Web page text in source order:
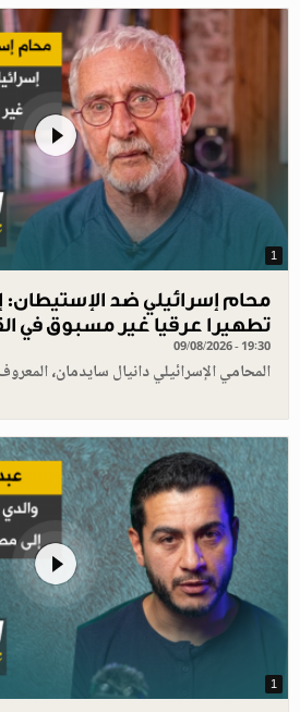
1
محام إسرائيلي ضد
تطهيرا عرقيا غير مسبوق في
09/08/2026 - 19:30
المحامي الإسرائيلي دانيال سايدمان،
1